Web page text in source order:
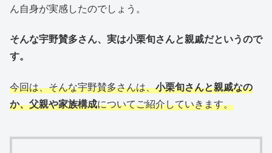
ん自身が実感したのでしょう。
そんな宇野賛多さん、実は小栗旬さんと親戚だというので
す。
今回は、そんな宇野賛多さんは、小栗旬さんと親戚なの
か、父親や家族構成についてご紹介していきます。